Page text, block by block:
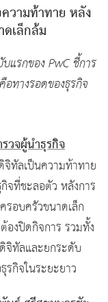
วามท้าทาย หลัง
เล็กล้ม
แรกของ PwC ชี้การ
ทางรอดของธุรกิจ
วจผู้นำธุรกิจ
ทัลเป็นความท้าทาย
จที่ชะลอตัว หลังการ
รอบครัวขนาดเล็ก
องปิดกิจการ รวมทั้ง
จิทัลและยกระดับ
กิจในระยะยาว